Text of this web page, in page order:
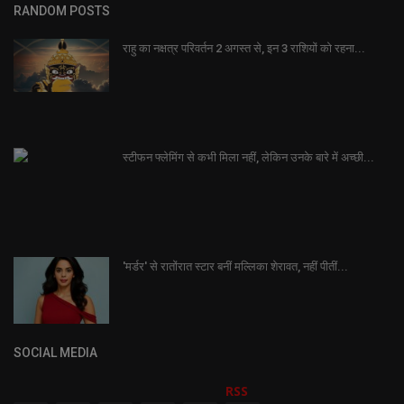
RANDOM POSTS
राहु का नक्षत्र परिवर्तन 2 अगस्त से, इन 3 राशियों को रहना...
स्टीफन फ्लेमिंग से कभी मिला नहीं, लेकिन उनके बारे में अच्छी...
'मर्डर' से रातोंरात स्टार बनीं मल्लिका शेरावत, नहीं पीतीं...
SOCIAL MEDIA
RSS